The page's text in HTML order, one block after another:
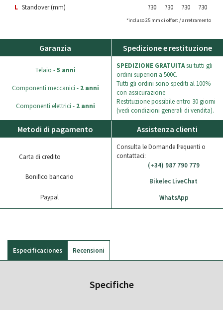
L Standover (mm) 730 730 730 730
*incluso 25 mm di offset / arretramento
Garanzia
Telaio -5 anni
Componenti meccanici - 2 anni
Componenti elettrici - 2 anni
Spedizione e restituzione
SPEDIZIONE GRATUITAsu tutti gli
ordini superiori a 500€.
Tutti gli ordini sono spediti al 100%
con assicurazione
Restituzione possibile entro 30 giorni
(vedi condizioni generali di vendita).
Metodi di pagamento
Carta di credito
Bonifico bancario
Paypal
Assistenza clienti
Consulta le Domande frequenti o
contattaci:
(+34) 987 790 779
Bikelec LiveChat
WhatsApp
Especificaciones
Specifiche
Recensioni